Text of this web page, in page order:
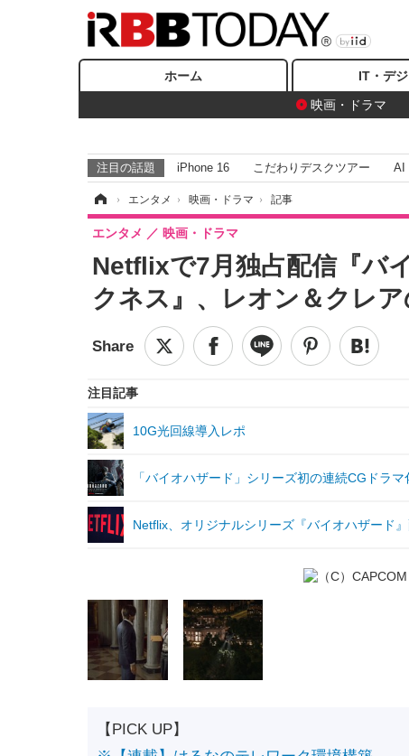
ホーム IT・デ
映画・ドラマ
注目の話題 iPhone 16 こだわりデスクツアー AI
› エンタメ › 映画・ドラマ › 記事
Netflixで7月独占配信『バ
クネス』、レオン＆クレ
エンタメ 映画・ドラマ
注目記事
10G光回線導入レポ
「バイオハザード」シリーズ初の連続CGドラ
Netflix、オリジナルシリーズ『バイオハザード
【PICK UP】